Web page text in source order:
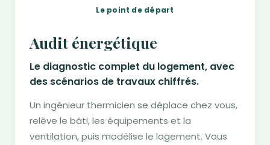
Le point de départ
Audit énergétique
Le diagnostic complet du logement, avec
des scénarios de travaux chiffrés.
Un ingénieur thermicien se déplace chez vous,
relève le bâti, les équipements et la
ventilation, puis modélise le logement. Vous